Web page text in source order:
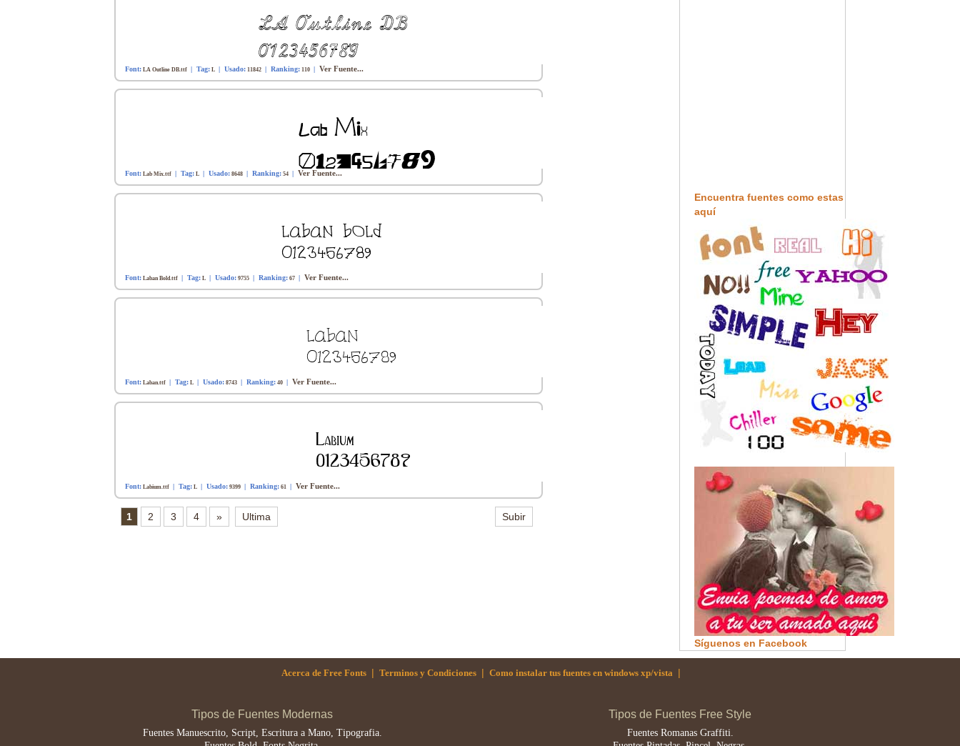
Font: LA Outline DB.ttf | Tag: L | Usado: 11842 | Ranking: 110 | Ver Fuente...
Font: Lab Mix.ttf | Tag: L | Usado: 8648 | Ranking: 54 | Ver Fuente...
Font: Laban Bold.ttf | Tag: L | Usado: 9755 | Ranking: 67 | Ver Fuente...
Font: Laban.ttf | Tag: L | Usado: 8743 | Ranking: 40 | Ver Fuente...
Font: Labium.ttf | Tag: L | Usado: 9399 | Ranking: 61 | Ver Fuente...
1 2 3 4 » Ultima Subir
Encuentra fuentes como estas
aquí
Síguenos en Facebook
Acerca de Free Fonts | Terminos y Condiciones | Como instalar tus fuentes en windows xp/vista |
Tipos de Fuentes Modernas
Fuentes Manuescrito, Script, Escritura a Mano, Tipografia.
Tipos de Fuentes Free Style
Fuentes Romanas Graffiti.